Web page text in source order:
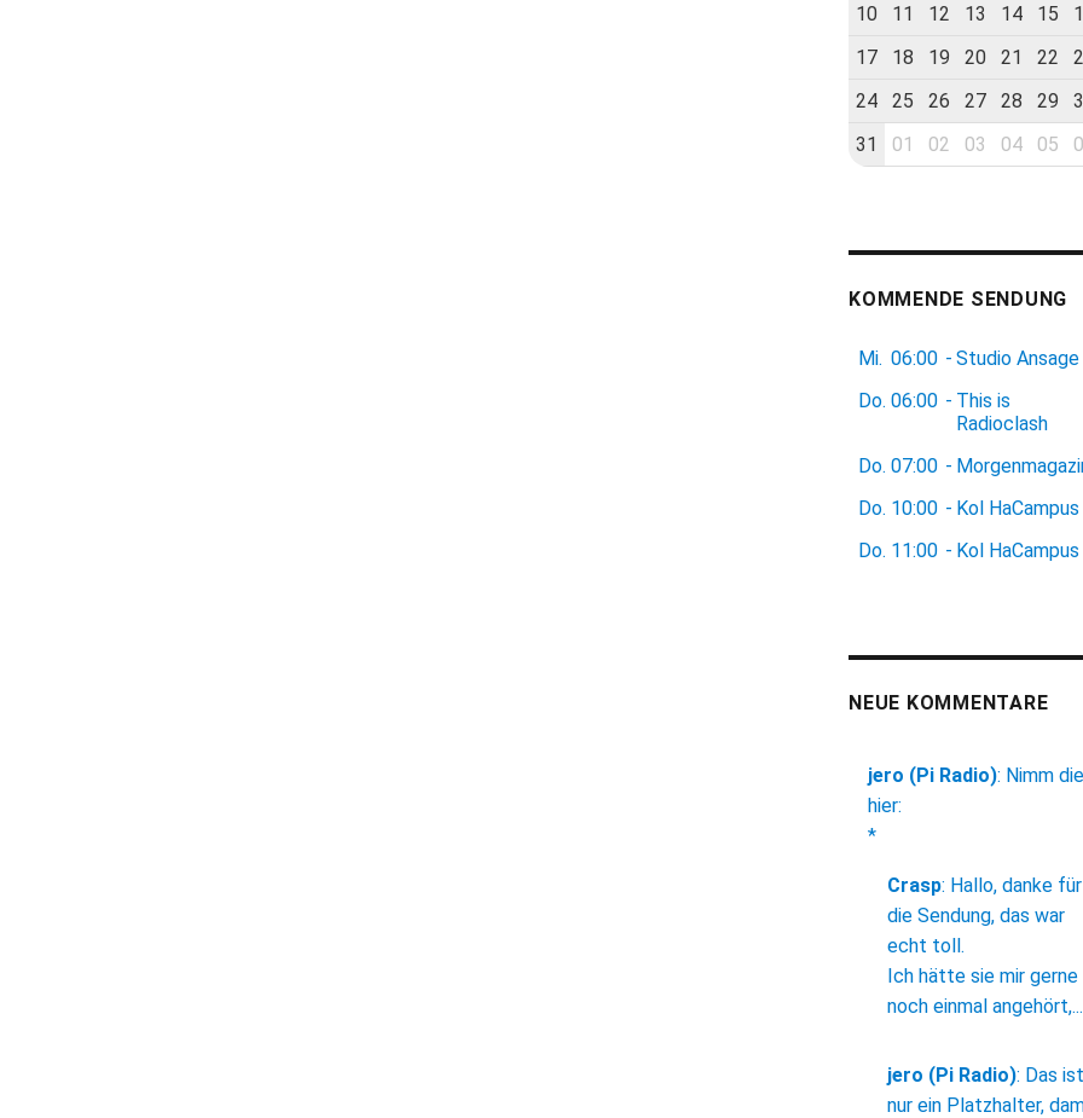
10
11 12 13 14 15
17
18 19 20 21 22
24
25 26 27 28 29
31
01 02 03 04 05
KOMMENDE SENDUNG
Mi. 06:00 - Studio Ansage
Do. 06:00 - This is
Radioclash
Do. 07:00 -
Do. 10:00 - Kol HaCampus
Do. 11:00 - Kol HaCampus
NEUE KOMMENTARE
jero (Pi Radio): Nimm die
hier:
*
Crasp: Hallo, danke für
die Sendung, das war
echt toll.
Ich hätte sie mir gerne
noch einmal angehört,...
jero (Pi Radio): Das ist
nur ein Platzhalter,